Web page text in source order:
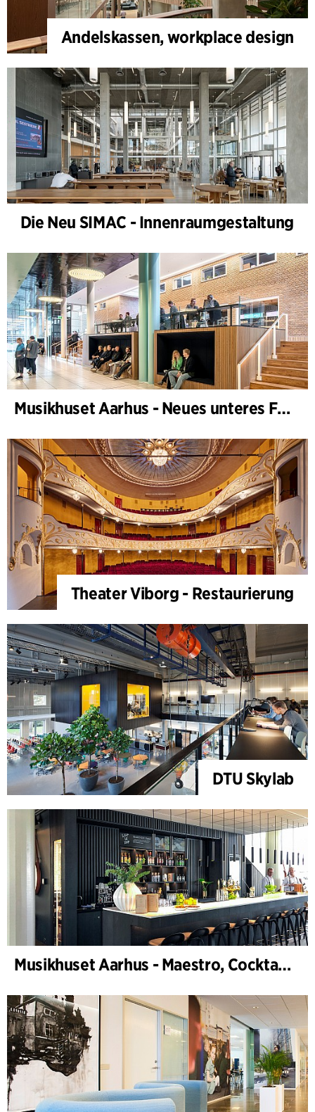
Andelskassen, workplace design
Die Neu SIMAC - Innenraumgestaltung
Musikhuset Aarhus - Neues unteres Foyer
Theater Viborg - Restaurierung
DTU Skylab
Musikhuset Aarhus - Maestro, Cocktailbar